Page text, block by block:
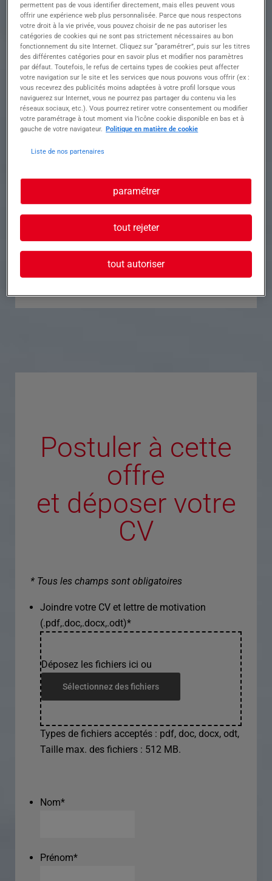
Salaire
Contrat
Ville
()
Référence Annonce n°
Contact
Tél.
Postuler à cette offre
Postuler à cette
offre
et déposer votre
CV
* Tous les champs sont obligatoires
Joindre votre CV et lettre de motivation
(.pdf,.doc,.docx,.odt)*
Déposez les fichiers ici ou
Sélectionnez des fichiers
Types de fichiers acceptés : pdf, doc, docx, odt,
Taille max. des fichiers : 512 MB.
Nom*
Prénom*
permettent pas de vous identifier directement, mais elles peuvent vous
offrir une expérience web plus personnalisée. Parce que nous respectons
votre droit à la vie privée, vous pouvez choisir de ne pas autoriser les
catégories de cookies qui ne sont pas strictement nécessaires au bon
fonctionnement du site Internet. Cliquez sur “paramétrer”, puis sur les titres
des différentes catégories pour en savoir plus et modifier nos paramètres
par défaut. Toutefois, le refus de certains types de cookies peut affecter
votre navigation sur le site et les services que nous pouvons vous offrir (ex :
vous recevrez des publicités moins adaptées à votre profil lorsque vous
naviguerez sur Internet, vous ne pourrez pas partager du contenu via les
réseaux sociaux, etc.). Vous pourrez retirer votre consentement ou modifier
votre paramétrage à tout moment via l’icône cookie disponible en bas et à
gauche de votre navigateur. Politique en matière de cookie
Liste de nos partenaires
paramétrer
tout rejeter
tout autoriser